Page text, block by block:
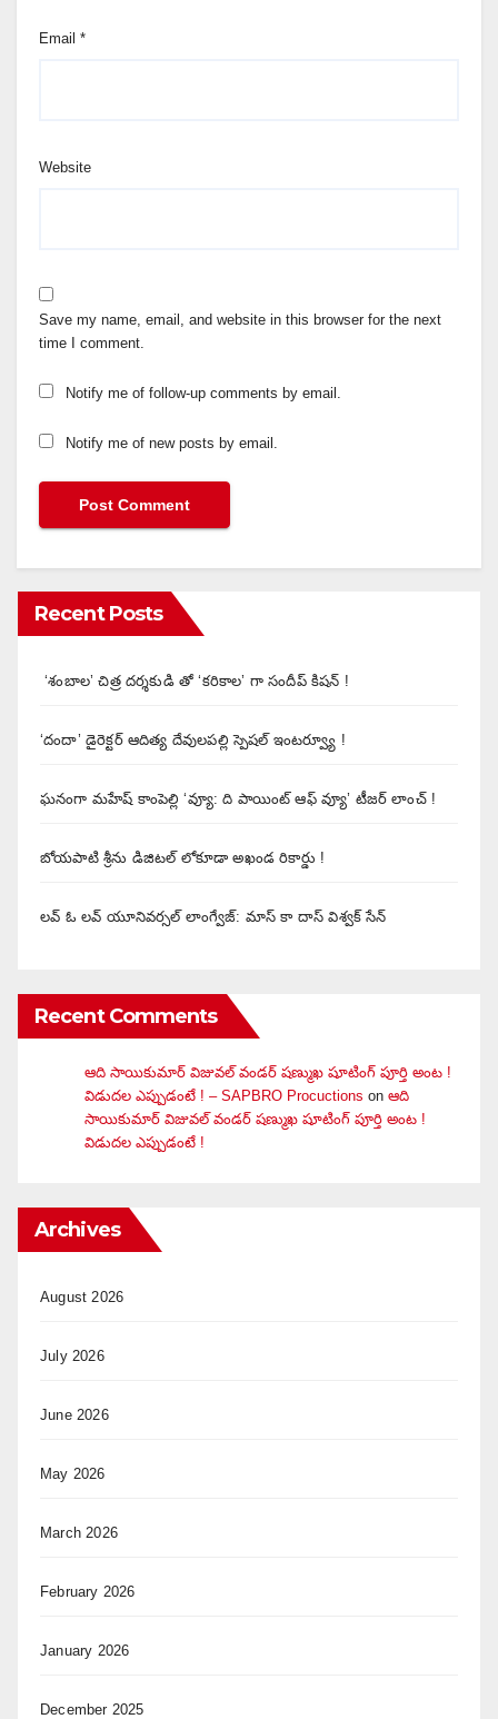
Email *
Website
Save my name, email, and website in this browser for the next
time I comment.
Notify me of follow-up comments by email.
Notify me of new posts by email.
Recent Posts
‘శంబాల’ చిత్ర దర్శకుడి తో ‘కరికాల’ గా సందీప్ కిషన్ !
‘దందా’ డైరెక్ట‌ర్ ఆదిత్య దేవులపల్లి స్పెషల్ ఇంటర్వ్యూ !
ఘనంగా మహేష్ కాంపెల్లి ‘వ్యూ: ది పాయింట్ ఆఫ్ వ్యూ’ టీజర్ లాంచ్ !
బోయపాటి శ్రీను డిజిటల్‌ లోకూడా అఖండ రికార్డు !
లవ్ ఓ లవ్ యూనివర్సల్ లాంగ్వేజ్‌: మాస్ కా దాస్ విశ్వక్ సేన్
Recent Comments
ఆది సాయికుమార్ విజువ‌ల్ వండ‌ర్ ష‌ణ్ముఖ షూటింగ్ పూర్తి అంట !
విడుదల ఎప్పుడంటే ! – SAPBRO Procuctions on ఆది
సాయికుమార్ విజువ‌ల్ వండ‌ర్ ష‌ణ్ముఖ షూటింగ్ పూర్తి అంట !
విడుదల ఎప్పుడంటే !
Archives
August 2026
July 2026
June 2026
May 2026
March 2026
February 2026
January 2026
December 2025